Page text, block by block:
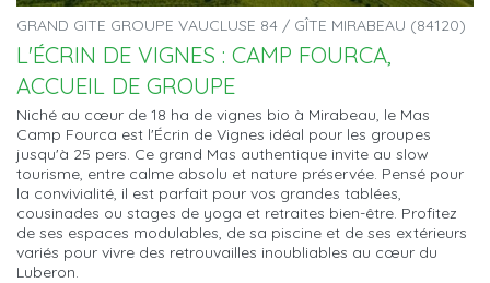
GRAND GITE GROUPE VAUCLUSE 84 / GÎTE MIRABEAU (84120)
L'ÉCRIN DE VIGNES : CAMP FOURCA,
ACCUEIL DE GROUPE
Niché au cœur de 18 ha de vignes bio à Mirabeau, le Mas
Camp Fourca est l'Écrin de Vignes idéal pour les groupes
jusqu'à 25 pers. Ce grand Mas authentique invite au slow
tourisme, entre calme absolu et nature préservée. Pensé pour
la convivialité, il est parfait pour vos grandes tablées,
cousinades ou stages de yoga et retraites bien-être. Profitez
de ses espaces modulables, de sa piscine et de ses extérieurs
variés pour vivre des retrouvailles inoubliables au cœur du
Luberon.